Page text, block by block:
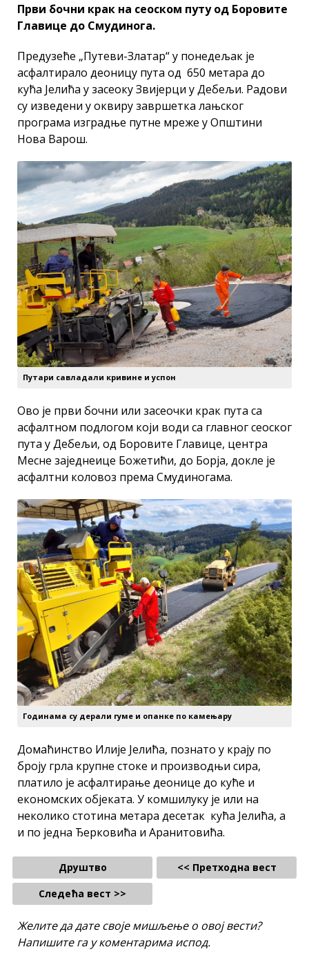
Први бочни крак на сеоском путу од Боровите
Главице до Смудинога.
Предузеће „Путеви-Златар“ у понедељак је
асфалтирало деоницу пута од 650 метара до
кућа Јелића у засеоку Звијерци у Дебељи. Радови
су изведени у оквиру завршетка лањског
програма изградње путне мреже у Општини
Нова Варош.
Путари савладали кривине и успон
Ово је први бочни или засеочки крак пута са
асфалтном подлогом који води са главног сеоског
пута у Дебељи, од Боровите Главице, центра
Месне заједнеице Божетићи, до Борја, докле је
асфалтни коловоз према Смудиногама.
Годинама су дерали гуме и опанке по камењару
Домаћинство Илије Јелића, познато у крају по
броју грла крупне стоке и производњи сира,
платило је асфалтирање деонице до куће и
економских објеката. У комшилуку је или на
неколико стотина метара десетак кућа Јелића, а
и по једна Ђерковића и Аранитовића.
Друштво
<< Претходна вест
Следећа вест >>
Желите да дате своје мишљење о овој вести?
Напишите га у коментарима испод.